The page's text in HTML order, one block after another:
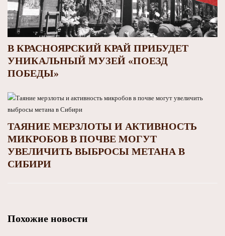
В КРАСНОЯРСКИЙ КРАЙ ПРИБУДЕТ
УНИКАЛЬНЫЙ МУЗЕЙ «ПОЕЗД
ПОБЕДЫ»
ТАЯНИЕ МЕРЗЛОТЫ И АКТИВНОСТЬ
МИКРОБОВ В ПОЧВЕ МОГУТ
УВЕЛИЧИТЬ ВЫБРОСЫ МЕТАНА В
СИБИРИ
Похожие новости